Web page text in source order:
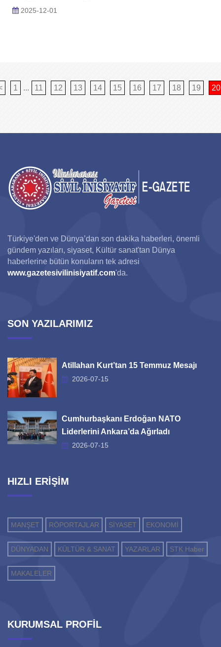
2025-12-01
1 ... 11 12 13 14 15 16 17 18 19 20
Türkiye'den ve Dünya’dan son dakika haberleri, önemli
gündem yazıları, siyaset, Kültür sanat'tan Dünya
haberlerine bütün konuların tek adresi
www.gazetesivilinisiyatif.com'da.
SON YAZILARIMIZ
Atillahan Kurt’tan 15 Temmuz Mesajı
2026-07-15
Cumhurbaşkanı Erdoğan NATO
Liderlerini Ankara’da Ağırladı
2026-07-15
HIZLI ERİŞİM
MANŞET RÖPORTAJLAR SİYASET EKONOMİ
DÜNYADAN KÜLTÜR & SANAT YAZARLAR STK Haber
MAKALELER
KURUMSAL PROFİL